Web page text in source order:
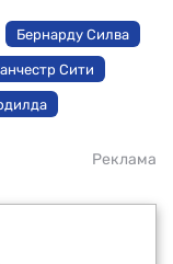
Бернарду Силва
Сити
Реклама